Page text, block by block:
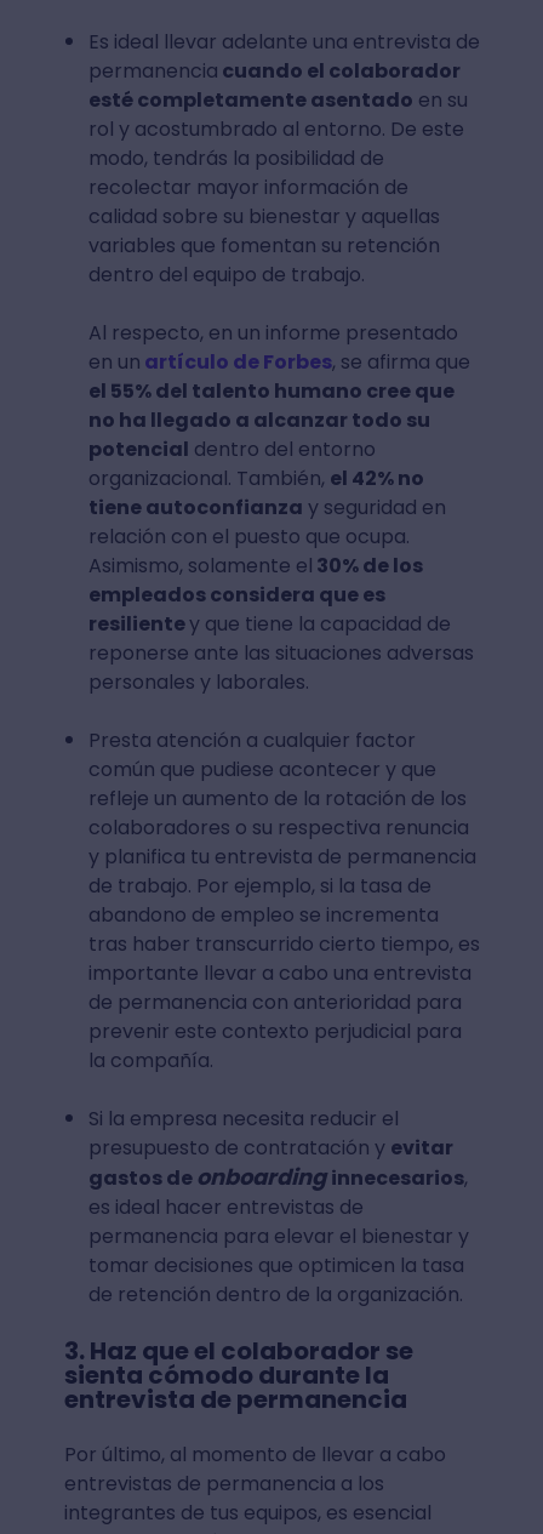
Es ideal llevar adelante una entrevista de
permanencia cuando el colaborador
esté completamente asentado en su
rol y acostumbrado al entorno. De este
modo, tendrás la posibilidad de
recolectar mayor información de
calidad sobre su bienestar y aquellas
variables que fomentan su retención
dentro del equipo de trabajo.
Al respecto, en un informe presentado
en un artículo de Forbes, se afirma que
el 55% del talento humano cree que
no ha llegado a alcanzar todo su
potencial dentro del entorno
organizacional. También, el 42% no
tiene autoconfianza y seguridad en
relación con el puesto que ocupa.
Asimismo, solamente el 30% de los
empleados considera que es
resilientey que tiene la capacidad de
reponerse ante las situaciones adversas
personales y laborales.
Presta atención a cualquier factor
común que pudiese acontecer y que
refleje un aumento de la rotación de los
colaboradores o su respectiva renuncia
y planifica tu entrevista de permanencia
de trabajo. Por ejemplo, si la tasa de
abandono de empleo se incrementa
tras haber transcurrido cierto tiempo, es
importante llevar a cabo una entrevista
de permanencia con anterioridad para
prevenir este contexto perjudicial para
la compañía.
Si la empresa necesita reducir el
presupuesto de contratación y evitar
gastos de onboardinginnecesarios,
es ideal hacer entrevistas de
permanencia para elevar el bienestar y
tomar decisiones que optimicen la tasa
de retención dentro de la organización.
3. Haz que el colaborador se
sienta cómodo durante la
entrevista de permanencia
Por último, al momento de llevar a cabo
entrevistas de permanencia a los
integrantes de tus equipos, es esencial